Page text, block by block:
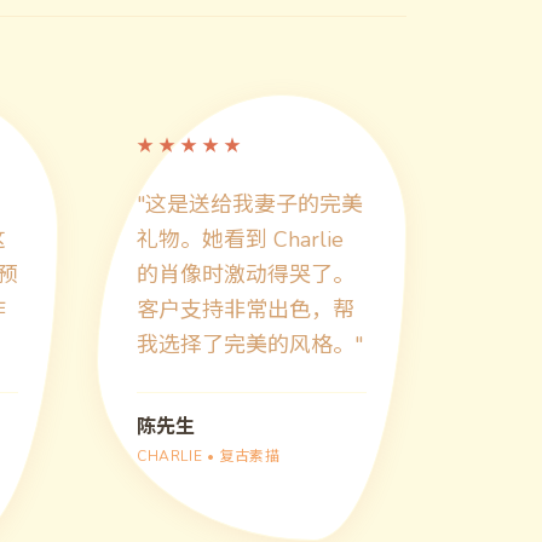
★ ★ ★ ★ ★
"这是送给我妻子的完美
礼物。她看到 Charlie
的肖像时激动得哭了。
客户支持非常出色，帮
我选择了完美的风格。 "
陈先生
CHARLIE • 复古素描